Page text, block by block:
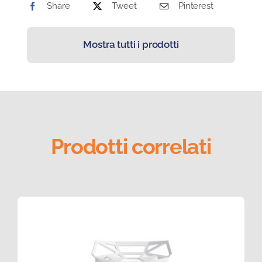
Share Tweet Pinterest
Mostra tutti i prodotti
Prodotti correlati